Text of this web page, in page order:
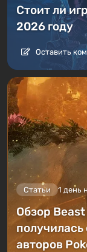
Стоит ли
2026 году
Оставить
Статьи 1 день
Обзор
авторов